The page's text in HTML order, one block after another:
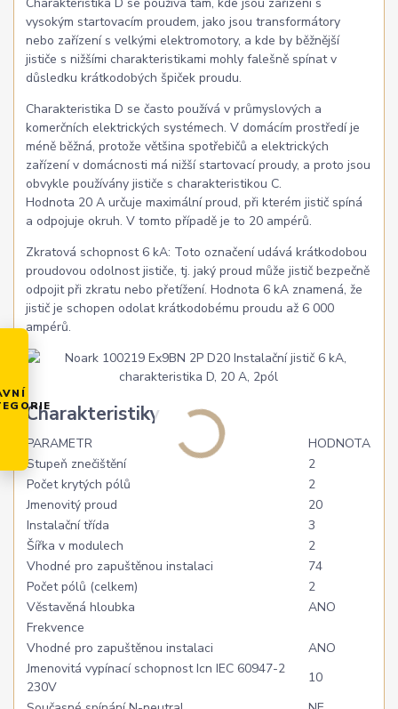
Charakteristika D se používá tam, kde jsou zařízení s
vysokým startovacím proudem, jako jsou transformátory
nebo zařízení s velkými elektromotory, a kde by běžnější
jističe s nižšími charakteristikami mohly falešně spínat v
důsledku krátkodobých špiček proudu.
Charakteristika D se často používá v průmyslových a
komerčních elektrických systémech. V domácím prostředí je
méně běžná, protože většina spotřebičů a elektrických
zařízení v domácnosti má nižší startovací proudy, a proto jsou
obvykle používány jističe s charakteristikou C.
Hodnota 20 A určuje maximální proud, při kterém jistič spíná
a odpojuje okruh. V tomto případě je to 20 ampérů.
Zkratová schopnost 6 kA: Toto označení udává krátkodobou
proudovou odolnost jističe, tj. jaký proud může jistič bezpečně
odpojit při zkratu nebo přetížení. Hodnota 6 kA znamená, že
jistič je schopen odolat krátkodobému proudu až 6 000
ampérů.
Charakteristiky
PARAMETR
HODNOTA
Stupeň znečištění
2
Počet krytých pólů
2
Jmenovitý proud
20
Instalační třída
3
Šířka v modulech
2
Vhodné pro zapuštěnou instalaci
74
Počet pólů (celkem)
2
Věstavěná hloubka
ANO
Frekvence
Vhodné pro zapuštěnou instalaci
ANO
Jmenovitá vypínací schopnost Icn IEC 60947-2
230V
10